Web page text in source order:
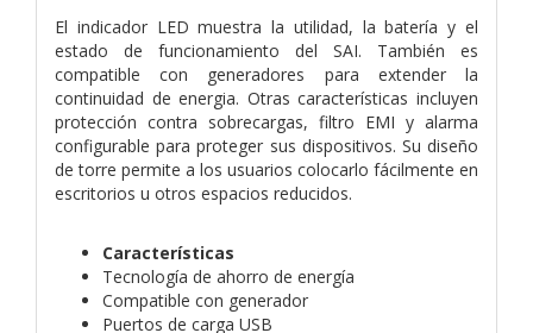
El indicador LED muestra la utilidad, la batería y el
estado de funcionamiento del SAI. También es
compatible con generadores para extender la
continuidad de energia. Otras características incluyen
protección contra sobrecargas, filtro EMI y alarma
configurable para proteger sus dispositivos. Su diseño
de torre permite a los usuarios colocarlo fácilmente en
escritorios u otros espacios reducidos.
Características
Tecnología de ahorro de energía
Compatible con generador
Puertos de carga USB